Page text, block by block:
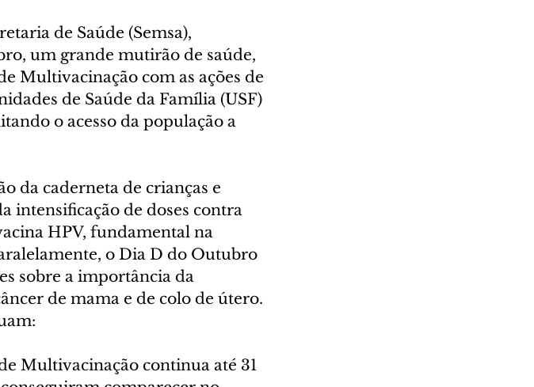
de Saúde (Semsa),
um grande mutirão de saúde,
Multivacinação com as ações de
de Saúde da Família (USF)
o acesso da população a
da caderneta de crianças e
intensificação de doses contra
HPV, fundamental na
o Dia D do Outubro
sobre a importância da
de mama e de colo de útero.
Multivacinação continua até 31